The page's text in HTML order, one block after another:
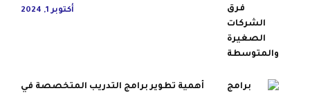
أكتوبر 1, 2024
أهمية تطوير برامج التدريب المتخصصة في